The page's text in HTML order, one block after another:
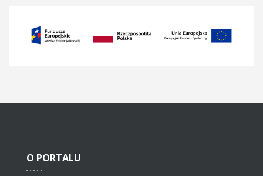
O PORTALU